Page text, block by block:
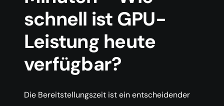
schnell ist GPU-
Leistung heute
verfügbar?
Die Bereitstellungszeit ist ein entscheidender